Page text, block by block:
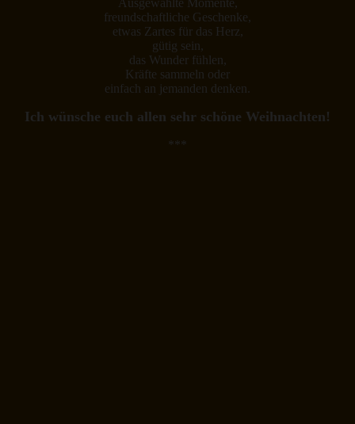
freundschaftliche Geschenke,
etwas Zartes für das Herz,
gütig sein,
das Wunder fühlen,
Kräfte sammeln oder
einfach an jemanden denken.
Ich wünsche euch allen sehr schöne Weihnachten!
***